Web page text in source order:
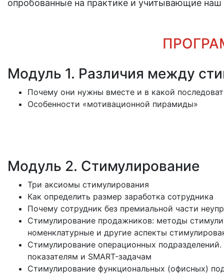
опробованные на практике и учитывающие наш
Модуль 1. Различия между
Почему они нужны вместе и в какой
Особенности «мотивационной пирамиды»
Модуль 2. Стимулирование
Три аксиомы стимулирования
Как определить размер заработка сотрудника
Почему сотрудник без премиальной части
Стимулирование продажников: методы
номенклатурные и другие аспекты
Стимулирование операционных
показателям и SMART-задачам
Стимулирование функциональных (офисных)